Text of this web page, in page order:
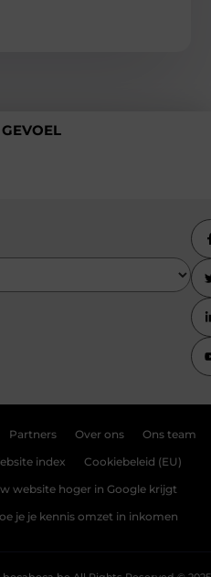
Partners Over ons Ons team
index Cookiebeleid (EU)
website hoger in Google krijgt
je je kennis omzet in inkomen